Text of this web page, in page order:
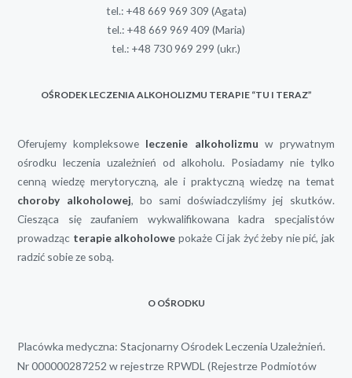
tel.: +48 669 969 309 (Agata)
tel.: +48 669 969 409 (Maria)
tel.: +48 730 969 299 (ukr.)
OŚRODEK LECZENIA ALKOHOLIZMU TERAPIE “TU I TERAZ”
Oferujemy kompleksowe leczenie alkoholizmu w prywatnym
ośrodku leczenia uzależnień od alkoholu. Posiadamy nie tylko
cenną wiedzę merytoryczną, ale i praktyczną wiedzę na temat
choroby alkoholowej, bo sami doświadczyliśmy jej skutków.
Ciesząca się zaufaniem wykwalifikowana kadra specjalistów
prowadząc terapie alkoholowe pokaże Ci jak żyć żeby nie pić, jak
radzić sobie ze sobą.
O OŚRODKU
Placówka medyczna: Stacjonarny Ośrodek Leczenia Uzależnień.
Nr 000000287252 w rejestrze RPWDL (Rejestrze Podmiotów